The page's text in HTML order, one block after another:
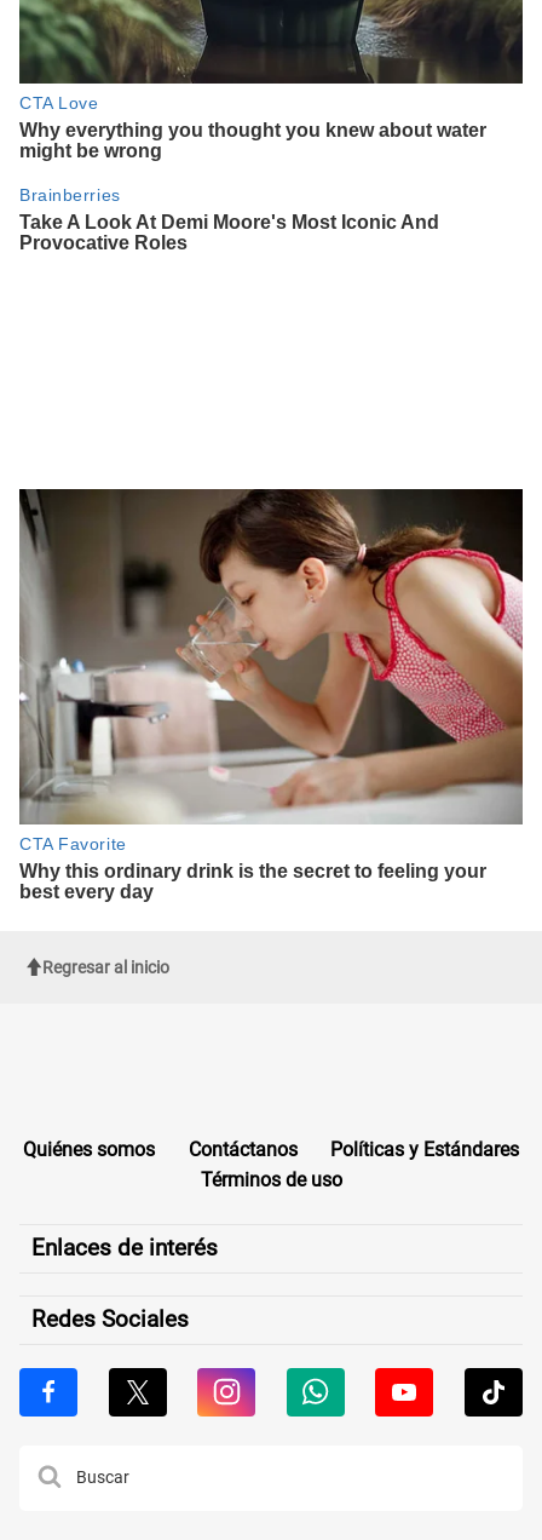
Regresar al inicio
Quiénes somos Contáctanos
Políticas y Estándares
Términos de uso
Enlaces de interés
Redes Sociales